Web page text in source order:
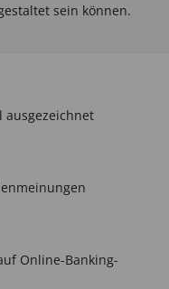
sein können.
ausgezeichnet
Online-Banking-